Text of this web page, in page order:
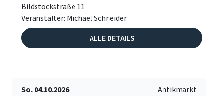
Bildstockstraße 11
Veranstalter: Michael Schneider
ALLE DETAILS
So. 04.10.2026 Antikmarkt